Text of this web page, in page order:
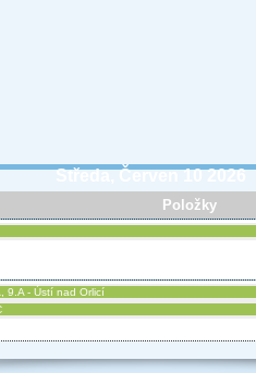
Středa, Červen 10 2026
Položky
9.A - Ústí nad Orlicí